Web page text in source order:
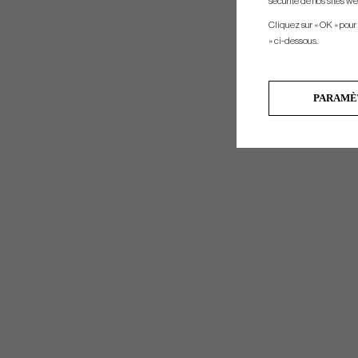
Cliquez sur « OK »
» ci-dessous.